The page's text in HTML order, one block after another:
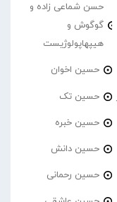
حسن شماعی زاده و
گوگوش و
هیپهاپولوژیست
حسین اخوان
حسین تک
حسین خبره
حسین دانش
حسین رحمانی